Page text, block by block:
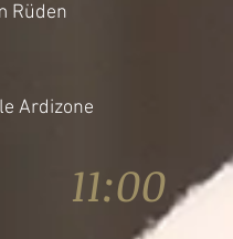
Rüden
Ardizone
11:00